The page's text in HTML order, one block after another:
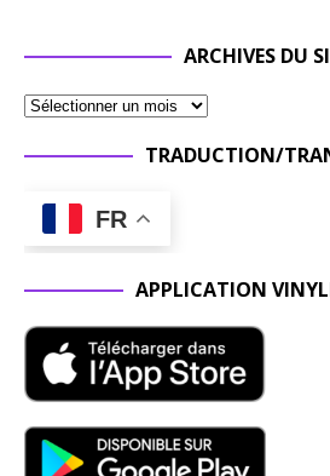
ARCHIVES DU
TRADUCTION/
FR
APPLICATION